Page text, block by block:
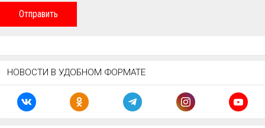
Отправить
НОВОСТИ В УДОБНОМ ФОРМАТЕ